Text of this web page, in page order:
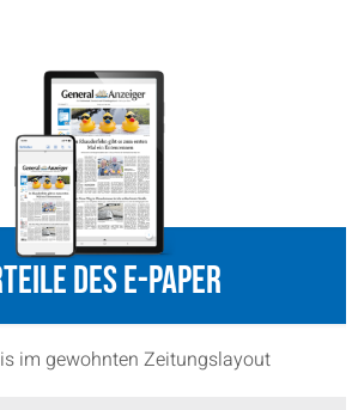
des E-PAPER
im gewohnten Zeitungslayout